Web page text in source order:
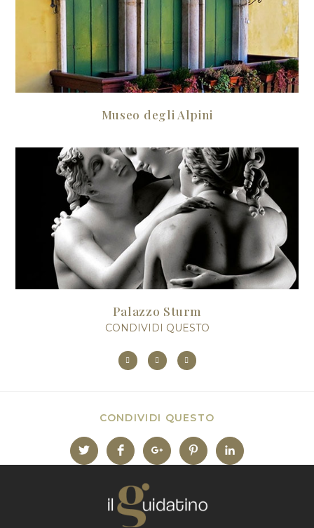
Museo degli Alpini
Palazzo Sturm
CONDIVIDI QUESTO
CONDIVIDI QUESTO